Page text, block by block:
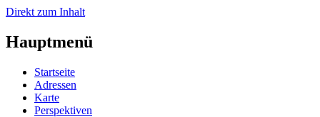
Direkt zum Inhalt
Hauptmenü
Startseite
Adressen
Karte
Perspektiven